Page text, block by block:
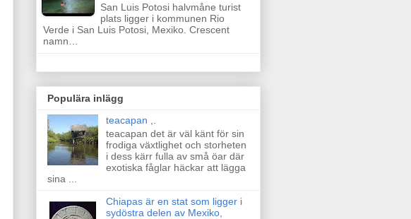
San Luis Potosi halvmåne turist
plats ligger i kommunen Rio
Verde i San Luis Potosi, Mexiko. Crescent
namn…
Populära inlägg
teacapan ,.
teacapan det är väl känt för sin
frodiga växtlighet och storheten
i dess kärr fulla av små öar där
exotiska fåglar häckar att lägga
sina ...
Chiapas är en stat som ligger i
sydöstra delen av Mexiko,